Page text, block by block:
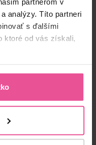
analýzy. Títo partneri
s ďalšími
ktoré od vás získali,